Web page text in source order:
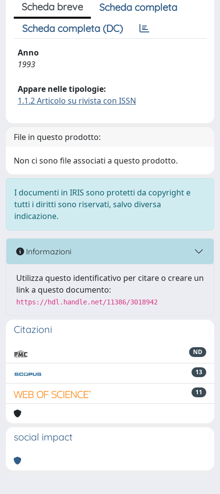
Scheda breve
Scheda completa
Scheda completa (DC)
Anno
1993
Appare nelle tipologie:
1.1.2 Articolo su rivista con ISSN
File in questo prodotto:
Non ci sono file associati a questo prodotto.
I documenti in IRIS sono protetti da copyright e
tutti i diritti sono riservati, salvo diversa
indicazione.
Informazioni
Utilizza questo identificativo per citare o creare un
link a questo documento:
https://hdl.handle.net/11386/3018942
Citazioni
ND
13
11
social impact